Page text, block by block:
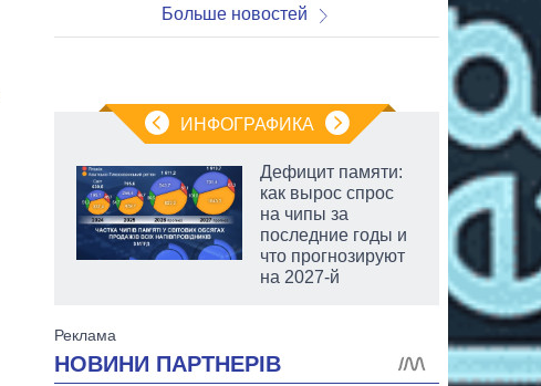
Больше новостей
ИНФОГРАФИКА
Дефицит памяти:
как вырос спрос
на чипы за
последние годы и
что прогнозируют
на 2027-й